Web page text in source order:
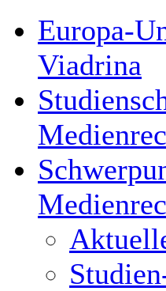
Europa-
Viadrina